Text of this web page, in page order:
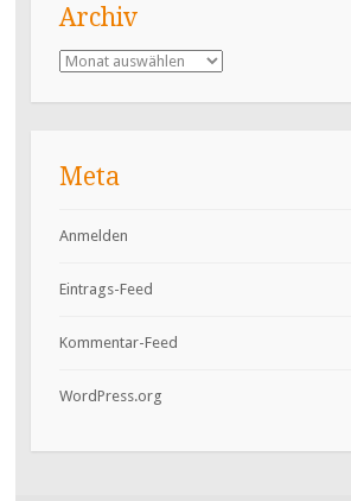
Archiv
Archiv
Meta
Anmelden
Eintrags-Feed
Kommentar-Feed
WordPress.org